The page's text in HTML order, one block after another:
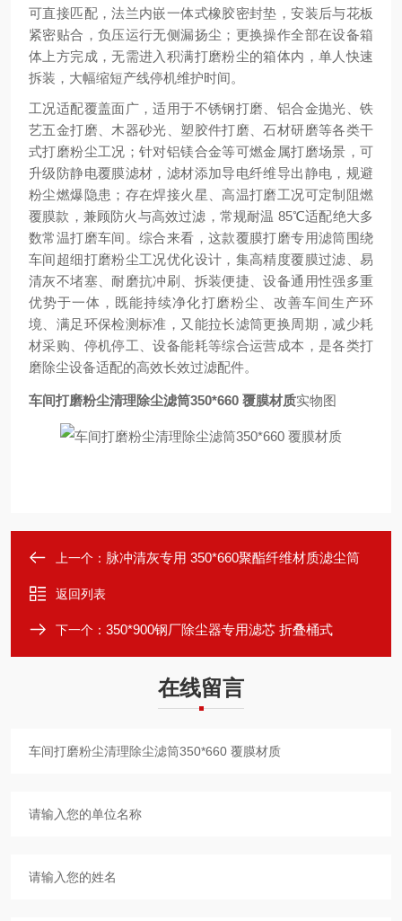
可直接匹配，法兰内嵌一体式橡胶密封垫，安装后与花板
紧密贴合，负压运行无侧漏扬尘；更换操作全部在设备箱
体上方完成，无需进入积满打磨粉尘的箱体内，单人快速
拆装，大幅缩短产线停机维护时间。
工况适配覆盖面广，适用于不锈钢打磨、铝合金抛光、铁
艺五金打磨、木器砂光、塑胶件打磨、石材研磨等各类干
式打磨粉尘工况；针对铝镁合金等可燃金属打磨场景，可
升级防静电覆膜滤材，滤材添加导电纤维导出静电，规避
粉尘燃爆隐患；存在焊接火星、高温打磨工况可定制阻燃
覆膜款，兼顾防火与高效过滤，常规耐温 85℃适配绝大多
数常温打磨车间。综合来看，这款覆膜打磨专用滤筒围绕
车间超细打磨粉尘工况优化设计，集高精度覆膜过滤、易
清灰不堵塞、耐磨抗冲刷、拆装便捷、设备通用性强多重
优势于一体，既能持续净化打磨粉尘、改善车间生产环
境、满足环保检测标准，又能拉长滤筒更换周期，减少耗
材采购、停机停工、设备能耗等综合运营成本，是各类打
磨除尘设备适配的高效长效过滤配件。
车间打磨粉尘清理除尘滤筒350*660 覆膜材质实物图
上一个： 脉冲清灰专用 350*660聚酯纤维材质滤尘筒
返回列表
下一个： 350*900钢厂除尘器专用滤芯 折叠桶式
在线留言